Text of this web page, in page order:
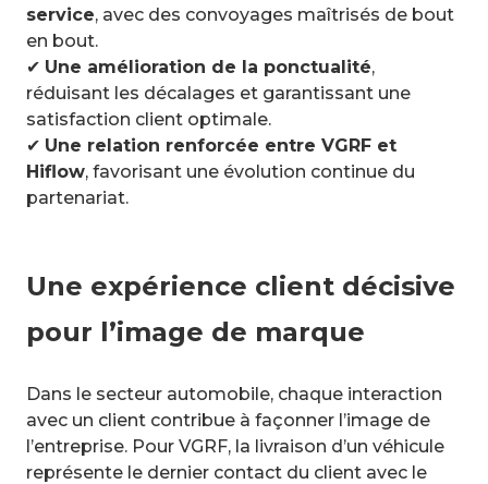
service, avec des convoyages maîtrisés de bout
en bout.
✔ Une amélioration de la ponctualité,
réduisant les décalages et garantissant une
satisfaction client optimale.
✔ Une relation renforcée entre VGRF et
Hiflow, favorisant une évolution continue du
partenariat.
Une expérience client décisive
pour l’image de marque
Dans le secteur automobile, chaque interaction
avec un client contribue à façonner l’image de
l’entreprise. Pour VGRF, la livraison d’un véhicule
représente le dernier contact du client avec le